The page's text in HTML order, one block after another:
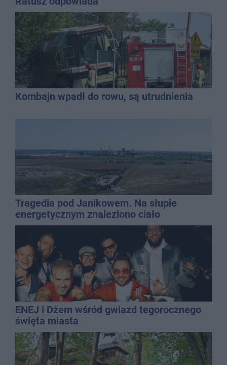
Kombajn wpadł do rowu, są utrudnienia
Tragedia pod Janikowem. Na słupie
energetycznym znaleziono ciało
mężczyzny
ENEJ i Dżem wśród gwiazd tegorocznego
święta miasta